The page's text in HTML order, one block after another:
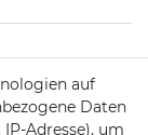
auf
Daten
Adresse), um